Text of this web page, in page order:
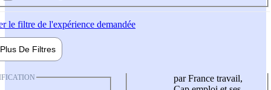
le filtre de l'expérience demandée
Plus De Filtres
par France travail,